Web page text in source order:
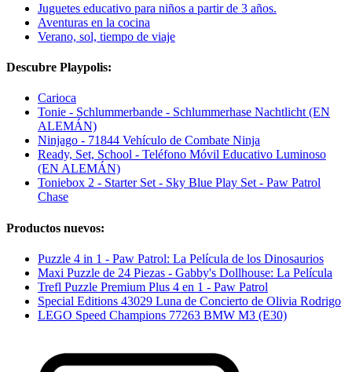
Juguetes educativo para niños a partir de 3 años.
Aventuras en la cocina
Verano, sol, tiempo de viaje
Descubre Playpolis:
Carioca
Tonie - Schlummerbande - Schlummerhase Nachtlicht (EN
ALEMÁN)
Ninjago - 71844 Vehículo de Combate Ninja
Ready, Set, School - Teléfono Móvil Educativo Luminoso
(EN ALEMÁN)
Toniebox 2 - Starter Set - Sky Blue Play Set - Paw Patrol
Chase
Productos nuevos:
Puzzle 4 in 1 - Paw Patrol: La Película de los Dinosaurios
Maxi Puzzle de 24 Piezas - Gabby's Dollhouse: La Película
Trefl Puzzle Premium Plus 4 en 1 - Paw Patrol
Special Editions 43029 Luna de Concierto de Olivia Rodrigo
LEGO Speed Champions 77263 BMW M3 (E30)